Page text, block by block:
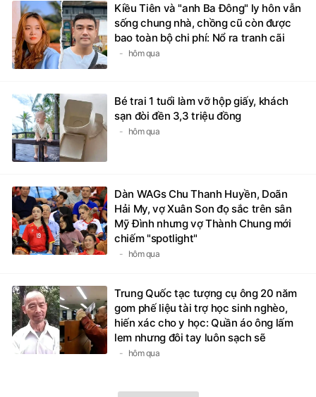
Kiều Tiên và "anh Ba Đông" ly hôn vẫn
sống chung nhà, chồng cũ còn được
bao toàn bộ chi phí: Nổ ra tranh cãi
hôm qua
Bé trai 1 tuổi làm vỡ hộp giấy, khách
sạn đòi đền 3,3 triệu đồng
hôm qua
Dàn WAGs Chu Thanh Huyền, Doãn
Hải My, vợ Xuân Son đọ sắc trên sân
Mỹ Đình nhưng vợ Thành Chung mới
chiếm "spotlight"
hôm qua
Trung Quốc tạc tượng cụ ông 20 năm
gom phế liệu tài trợ học sinh nghèo,
hiến xác cho y học: Quần áo ông lấm
lem nhưng đôi tay luôn sạch sẽ
hôm qua